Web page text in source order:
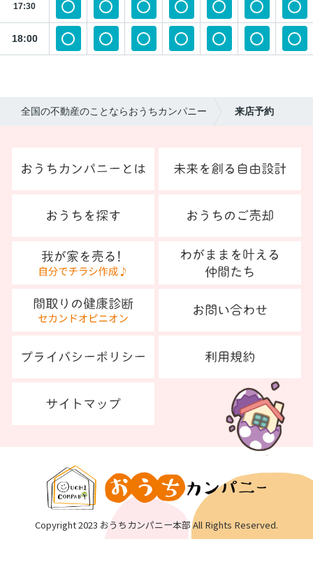
17:30
18:00
全国の不動産のことならおうちカンパニー 来店予約
Copyright 2023 おうちカンパニー本部 All Rights Reserved.